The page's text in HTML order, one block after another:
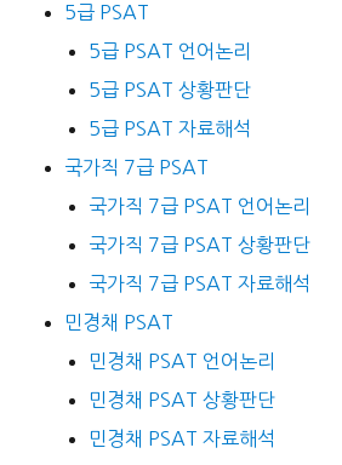
5급 PSAT
5급 PSAT 언어논리
5급 PSAT 상황판단
5급 PSAT 자료해석
국가직 7급 PSAT
국가직 7급 PSAT 언어논리
국가직 7급 PSAT 상황판단
국가직 7급 PSAT 자료해석
민경채 PSAT
민경채 PSAT 언어논리
민경채 PSAT 상황판단
민경채 PSAT 자료해석